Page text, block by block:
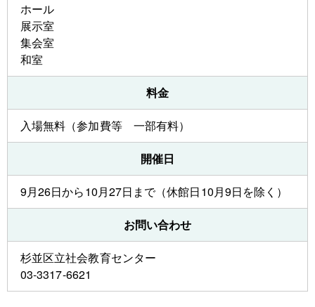
ホール
展示室
集会室
和室
料金
入場無料（参加費等 一部有料）
開催日
9月26日から10月27日まで（休館日10月9日を除く）
お問い合わせ
杉並区立社会教育センター
03-3317-6621